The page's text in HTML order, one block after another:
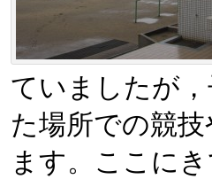
ていましたが
た場所での競
ます。ここに